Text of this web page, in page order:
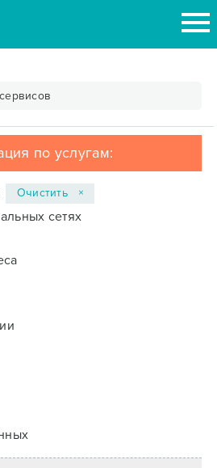
по услугам:
сетях
Очистить ×